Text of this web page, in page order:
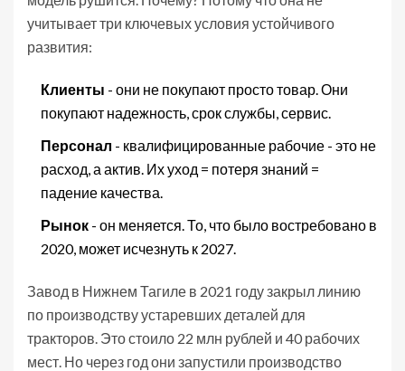
учитывает три ключевых условия устойчивого
развития:
Клиенты - они не покупают просто товар. Они
покупают надежность, срок службы, сервис.
Персонал - квалифицированные рабочие - это не
расход, а актив. Их уход = потеря знаний =
падение качества.
Рынок - он меняется. То, что было востребовано в
2020, может исчезнуть к 2027.
Завод в Нижнем Тагиле в 2021 году закрыл линию
по производству устаревших деталей для
тракторов. Это стоило 22 млн рублей и 40 рабочих
мест. Но через год они запустили производство